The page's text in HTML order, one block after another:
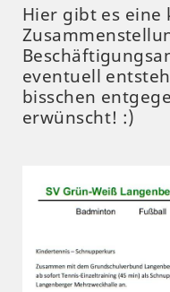
Hier gibt es eine
eventuell
bisschen
erwünscht! :)